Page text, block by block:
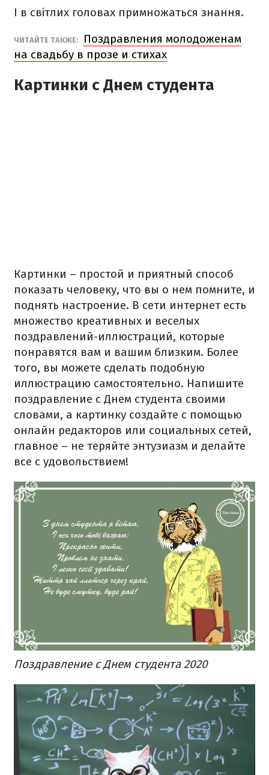
І в світлих головах примножаться знання.
ЧИТАЙТЕ ТАКЖЕ:
Поздравления молодоженам
на свадьбу в прозе и стихах
Картинки с Днем студента
Картинки – простой и приятный способ
показать человеку, что вы о нем помните, и
поднять настроение. В сети интернет есть
множество креативных и веселых
поздравлений-иллюстраций, которые
понравятся вам и вашим близким. Более
того, вы можете сделать подобную
иллюстрацию самостоятельно. Напишите
поздравление с Днем студента своими
словами, а картинку создайте с помощью
онлайн редакторов или социальных сетей,
главное – не теряйте энтузиазм и делайте
все с удовольствием!
Поздравление с Днем студента 2020